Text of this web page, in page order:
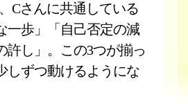
Cさんに共通している
一歩」「自己否定の減
許し」。この3つが揃っ
しずつ動けるようにな